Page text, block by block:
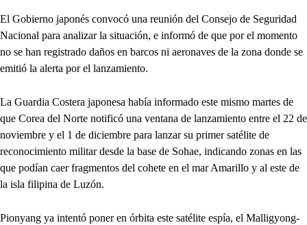
El Gobierno japonés convocó una reunión del Consejo de Seguridad
Nacional para analizar la situación, e informó de que por el momento
no se han registrado daños en barcos ni aeronaves de la zona donde se
emitió la alerta por el lanzamiento.
La Guardia Costera japonesa había informado este mismo martes de
que Corea del Norte notificó una ventana de lanzamiento entre el 22 de
noviembre y el 1 de diciembre para lanzar su primer satélite de
reconocimiento militar desde la base de Sohae, indicando zonas en las
que podían caer fragmentos del cohete en el mar Amarillo y al este de
la isla filipina de Luzón.
Pionyang ya intentó poner en órbita este satélite espía, el Malligyong-